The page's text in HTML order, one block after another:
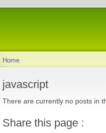
Home
javascript
There are currently no posts in
Share this page :